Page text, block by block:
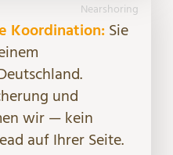
Nearshoring
Koordination:Sie
und
wir — kein
auf Ihrer Seite.